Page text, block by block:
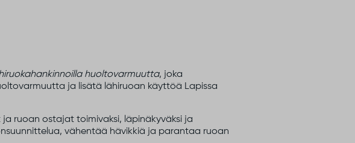
huoltovarmuutta, joka
ja lisätä lähiruoan käyttöä Lapissa
ruoan ostajat toimivaksi, läpinäkyväksi ja
vähentää hävikkiä ja parantaa ruoan